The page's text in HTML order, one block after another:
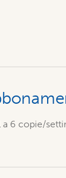
a 6 copie/